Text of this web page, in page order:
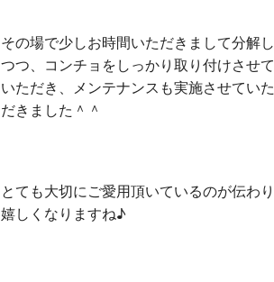
その場で少しお時間いただきまして分解し
つつ、コンチョをしっかり取り付けさせて
いただき、メンテナンスも実施させていた
だきました＾＾
とても大切にご愛用頂いているのが伝わり
嬉しくなりますね♪